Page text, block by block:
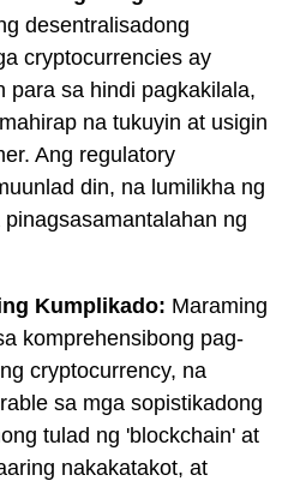
desentralisadong
cryptocurrencies ay
para sa hindi pagkakilala,
na tukuyin at usigin
Ang regulatory
din, na lumilikha ng
ng
Kumplikado: Maraming
komprehensibong pag-
cryptocurrency, na
sa mga sopistikadong
tulad ng 'blockchain' at
nakakatakot, at